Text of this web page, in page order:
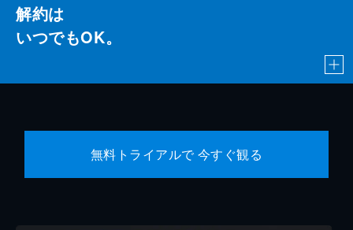
解約は
いつでもOK。
無料トライアルで 今すぐ観る